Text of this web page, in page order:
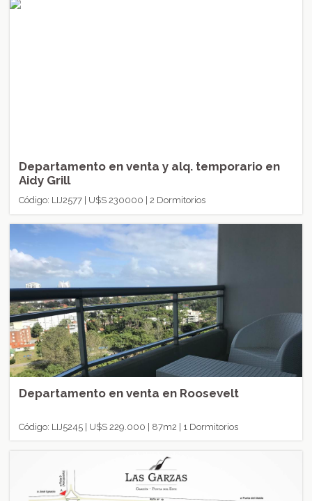
Departamento en venta y alq. temporario en
Aidy Grill
Código: LIJ2577 | U$S 230000 | 2 Dormitorios
Departamento en venta en Roosevelt
Código: LIJ5245 | U$S 229.000 | 87m2 | 1 Dormitorios